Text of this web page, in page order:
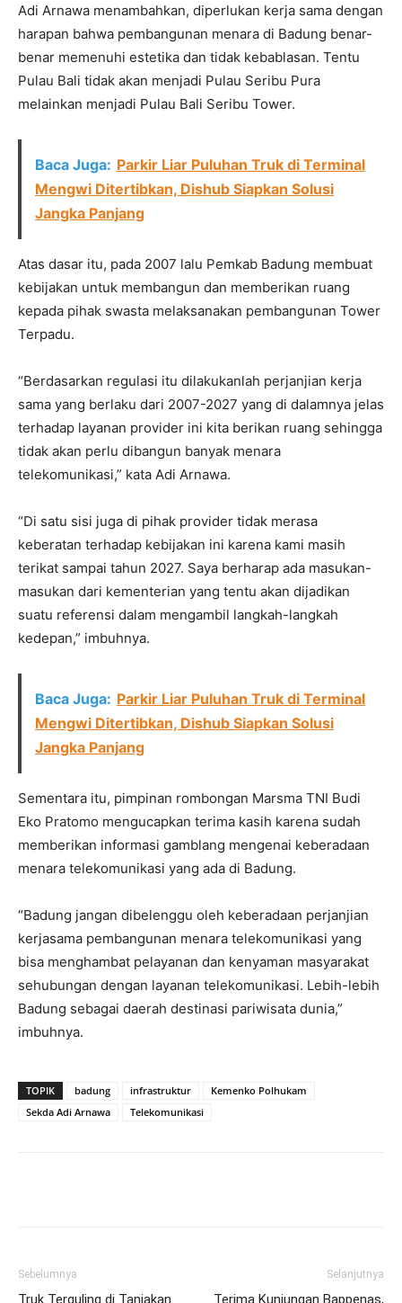
Adi Arnawa menambahkan, diperlukan kerja sama dengan
harapan bahwa pembangunan menara di Badung benar-
benar memenuhi estetika dan tidak kebablasan. Tentu
Pulau Bali tidak akan menjadi Pulau Seribu Pura
melainkan menjadi Pulau Bali Seribu Tower.
Baca Juga: Parkir Liar Puluhan Truk di Terminal
Mengwi Ditertibkan, Dishub Siapkan Solusi
Jangka Panjang
Atas dasar itu, pada 2007 lalu Pemkab Badung membuat
kebijakan untuk membangun dan memberikan ruang
kepada pihak swasta melaksanakan pembangunan Tower
Terpadu.
“Berdasarkan regulasi itu dilakukanlah perjanjian kerja
sama yang berlaku dari 2007-2027 yang di dalamnya jelas
terhadap layanan provider ini kita berikan ruang sehingga
tidak akan perlu dibangun banyak menara
telekomunikasi,” kata Adi Arnawa.
“Di satu sisi juga di pihak provider tidak merasa
keberatan terhadap kebijakan ini karena kami masih
terikat sampai tahun 2027. Saya berharap ada masukan-
masukan dari kementerian yang tentu akan dijadikan
suatu referensi dalam mengambil langkah-langkah
kedepan,” imbuhnya.
Baca Juga: Parkir Liar Puluhan Truk di Terminal
Mengwi Ditertibkan, Dishub Siapkan Solusi
Jangka Panjang
Sementara itu, pimpinan rombongan Marsma TNI Budi
Eko Pratomo mengucapkan terima kasih karena sudah
memberikan informasi gamblang mengenai keberadaan
menara telekomunikasi yang ada di Badung.
“Badung jangan dibelenggu oleh keberadaan perjanjian
kerjasama pembangunan menara telekomunikasi yang
bisa menghambat pelayanan dan kenyaman masyarakat
sehubungan dengan layanan telekomunikasi. Lebih-lebih
Badung sebagai daerah destinasi pariwisata dunia,”
imbuhnya.
TOPIK badung infrastruktur
Kemenko Polhukam
Sekda Adi Arnawa
Telekomunikasi
Sebelumnya
Truk Terguling di Tanjakan
Selanjutnya
Terima Kunjungan Bappenas,